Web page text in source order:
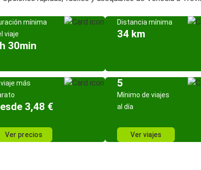
mínima
viaje
30min
Distancia mínima
34 km
viaje más
3,48 €
Ver precios
5
Mínimo de viajes
al día
Ver viajes